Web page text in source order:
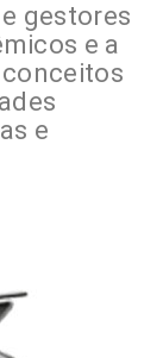
gestores
e a
e